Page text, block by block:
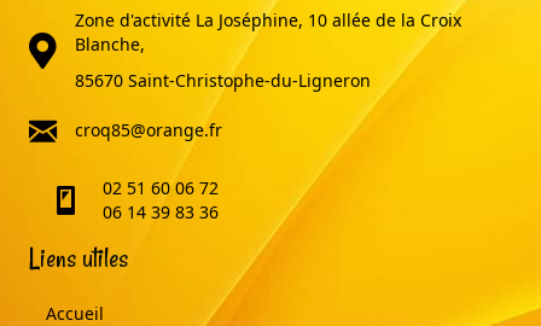
adresse
Zone d'activité La Joséphine, 10 allée de la Croix
Blanche,
85670 Saint-Christophe-du-Ligneron
email
croq85@orange.fr
telephone02 51 60 06 72
06 14 39 83 36
Liens utiles
Accueil